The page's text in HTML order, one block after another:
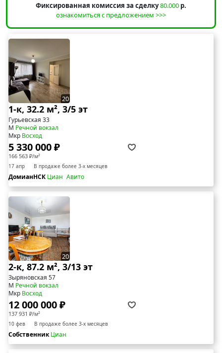
Фиксированная комиссия за сделку80.000 р.
ознакомиться с предложением >>>
20
1-к, 32.2 м², 3/5 эт
Гурьевская 33
М Речной вокзал
Мкр Восход
5 330 000 ₽
166 563 ₽/м²
17 апр В продаже более 3-х месяцев
ДомианНСК Циан Авито
20
2-к, 87.2 м², 3/13 эт
Зыряновская 57
М Речной вокзал
Мкр Восход
12 000 000 ₽
137 931 ₽/м²
10 фев В продаже более 3-х месяцев
СобственникЦиан